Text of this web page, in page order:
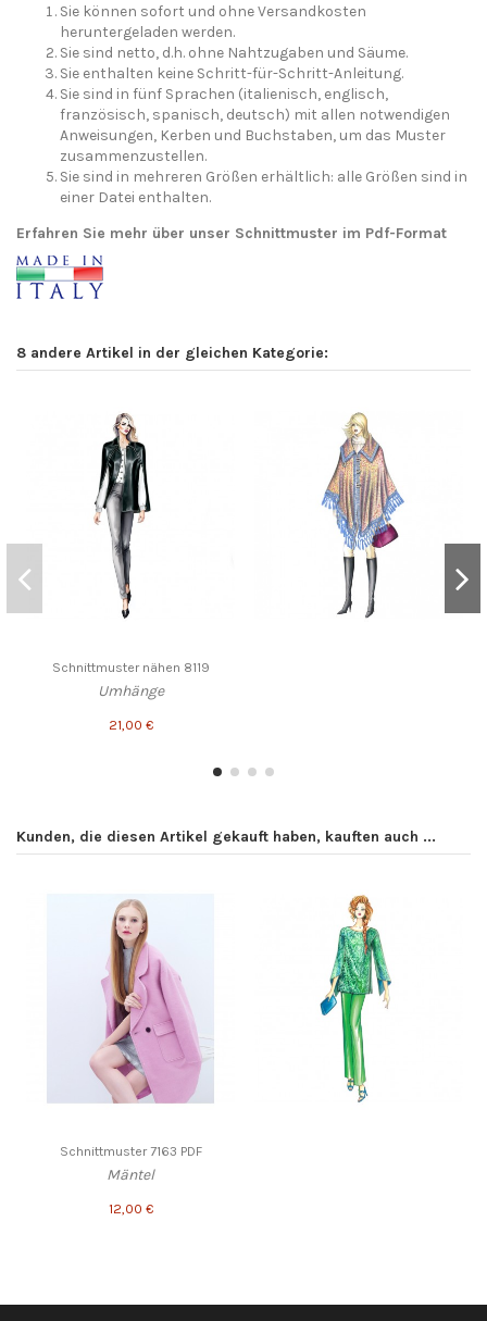
Sie können sofort und ohne Versandkosten
heruntergeladen werden.
Sie sind netto, d.h. ohne Nahtzugaben und Säume.
Sie enthalten keine Schritt-für-Schritt-Anleitung.
Sie sind in fünf Sprachen (italienisch, englisch,
französisch, spanisch, deutsch) mit allen notwendigen
Anweisungen, Kerben und Buchstaben, um das Muster
zusammenzustellen.
Sie sind in mehreren Größen erhältlich: alle Größen sind in
einer Datei enthalten.
Erfahren Sie mehr über unser Schnittmuster im Pdf-Format
8 andere Artikel in der gleichen Kategorie:
Schnittmuster nähen 8119
Umhänge
21,00 €
Kunden, die diesen Artikel gekauft haben, kauften auch ...
Schnittmuster 7163 PDF
Mäntel
12,00 €